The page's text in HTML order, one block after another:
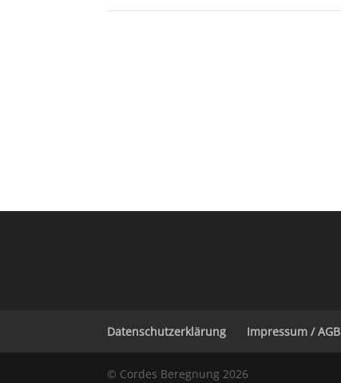
Datenschutzerklärung Impressum / AGB
© Cordes Beregnung 2026